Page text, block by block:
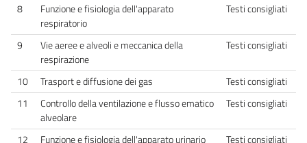
8
Funzione e fisiologia dell'apparato
respiratorio
Testi consigliati
9
Vie aeree e alveoli e meccanica della
respirazione
Testi consigliati
10 Trasport e diffusione dei gas
Testi consigliati
11
Controllo della ventilazione e flusso ematico
alveolare
Testi consigliati
12 Funzione e fisiologia dell'apparato urinario Testi consigliati